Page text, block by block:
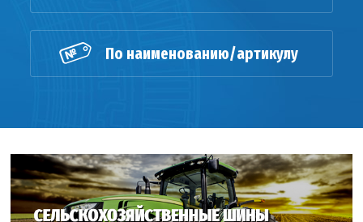
По наименованию/артикулу